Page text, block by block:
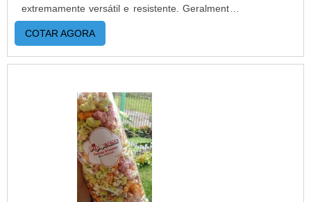
extremamente versátil e resistente. Geralmente é
utilizado por empresas para identificar e expedir
produtos junto as embalagens originais. A
praticidade é um ponto a destacar, graças as 3
envelope adere em qualquer superfície e se
mantém fixo mesmo com condições adversas de
transporte e temperaturas. MAIS DETALHES
IMPORTANTES SOBRE O PRODUTOMuito
utilizado para acondicionar notas fiscais,
conhecimento de transporte, faturas e
documentos de identificação, o produto protege e
COTAR AGORA